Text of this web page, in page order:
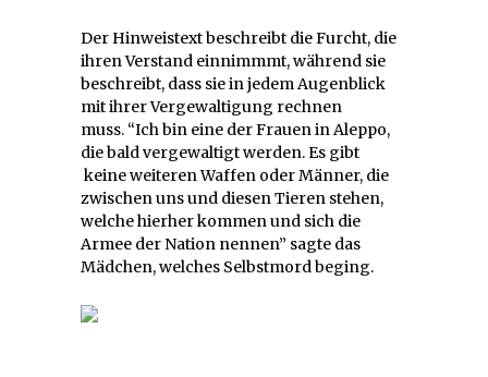
Der Hinweistext beschreibt die Furcht, die
ihren Verstand einnimmmt, während sie
beschreibt, dass sie in jedem Augenblick
mit ihrer Vergewaltigung rechnen
muss. “Ich bin eine der Frauen in Aleppo,
die bald vergewaltigt werden. Es gibt
keine weiteren Waffen oder Männer, die
zwischen uns und diesen Tieren stehen,
welche hierher kommen und sich die
Armee der Nation nennen” sagte das
Mädchen, welches Selbstmord beging.